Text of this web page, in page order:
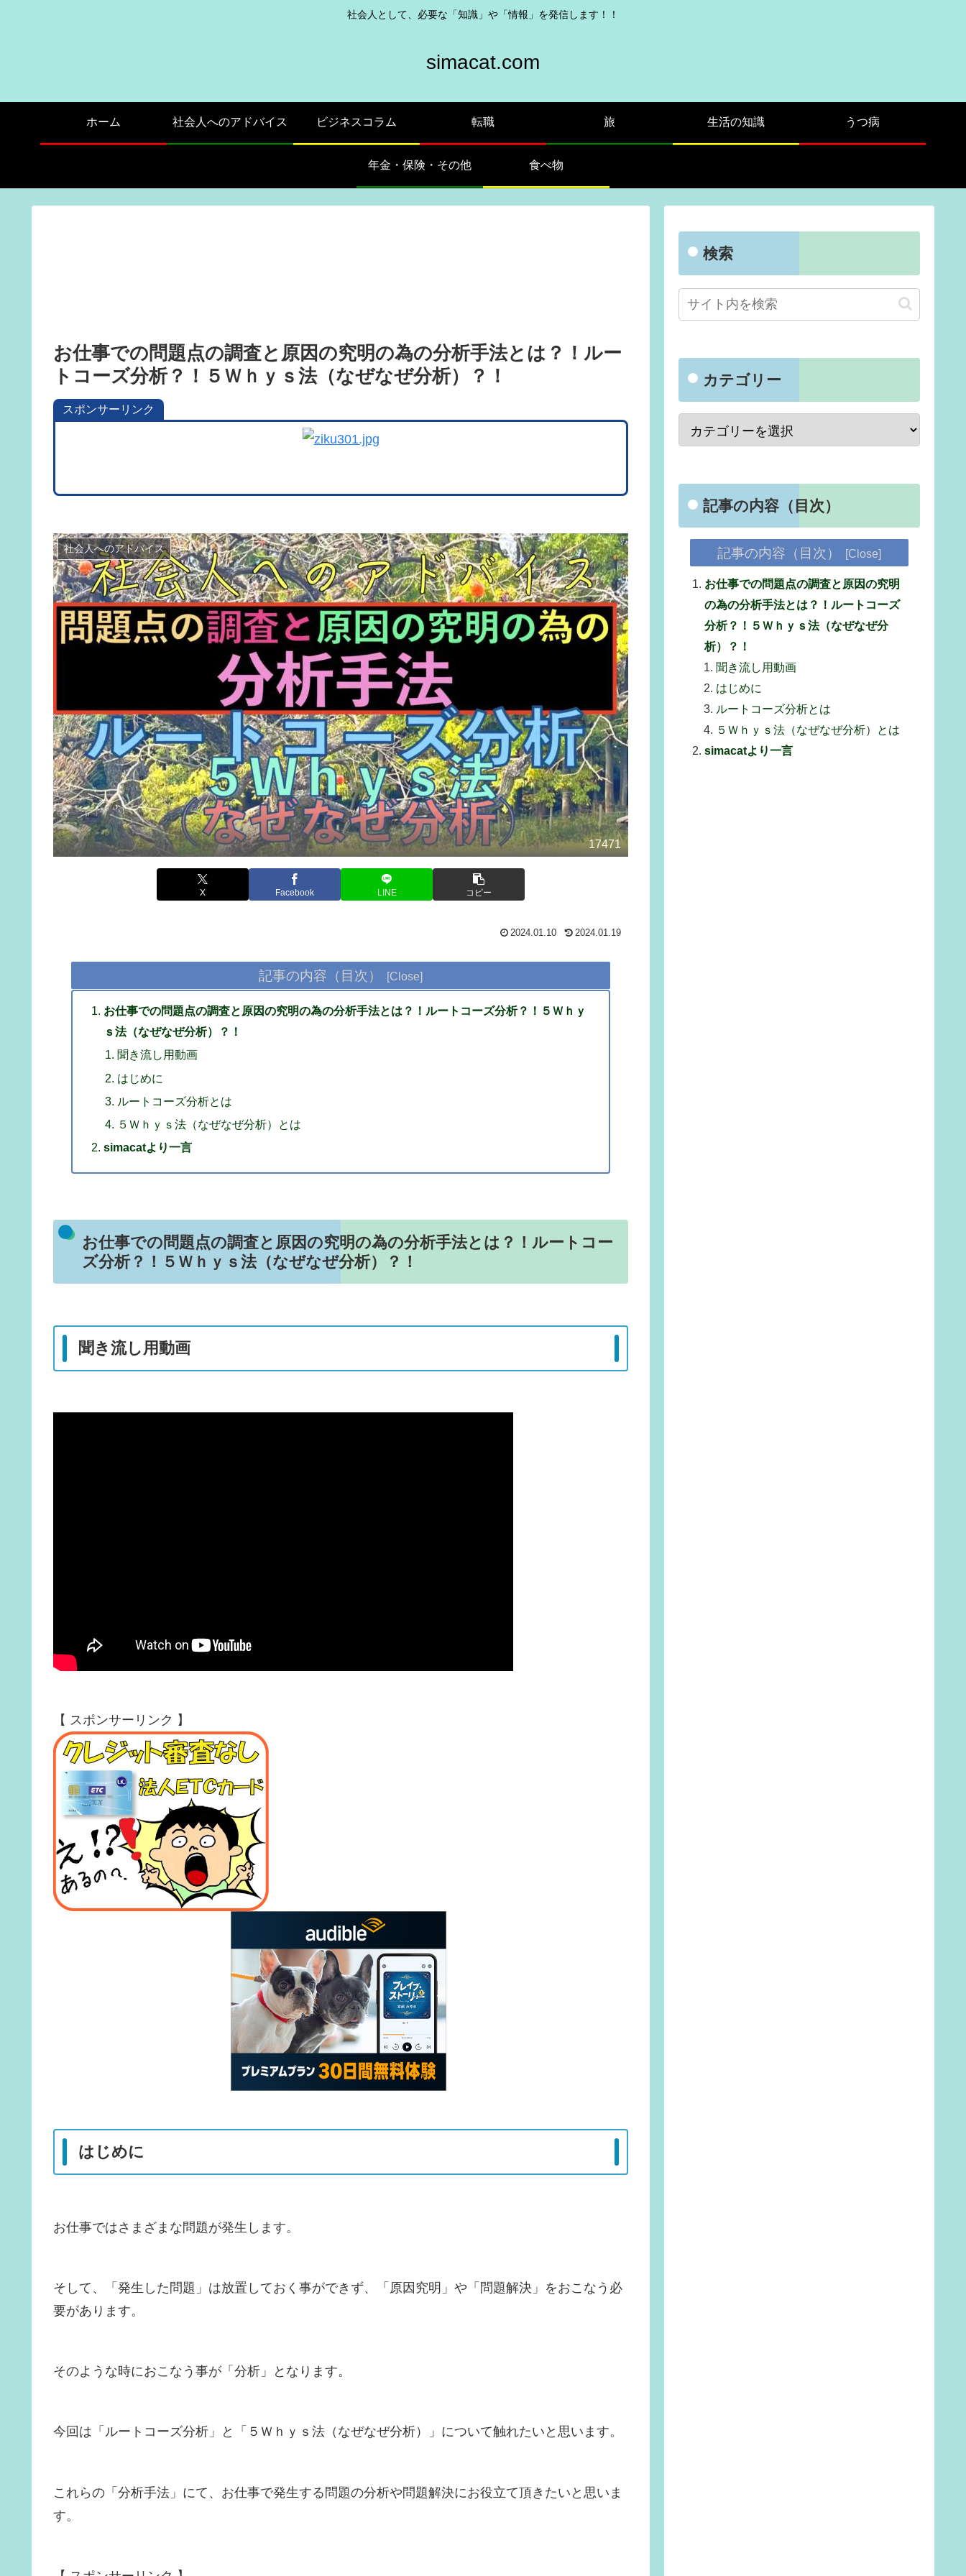
社会人として、必要な「知識」や「情報」を発信します！！
simacat.com
ホーム 社会人へのアドバイス ビジネスコラム 転職 旅 生活の知識 うつ病
年金・保険・その他 食べ物
お仕事での問題点の調査と原因の究明の為の分析手法とは？！ルー
トコーズ分析？！５Ｗｈｙｓ法（なぜなぜ分析）？！
スポンサーリンク
社会人へのアドバイス
17471
X Facebook LINE コピー
2024.01.10 2024.01.19
記事の内容（目次）
お仕事での問題点の調査と原因の究明の為の分析手法とは？！ルートコーズ分析？！５Ｗｈｙ
ｓ法（なぜなぜ分析）？！
聞き流し用動画
はじめに
ルートコーズ分析とは
５Ｗｈｙｓ法（なぜなぜ分析）とは
simacatより一言
お仕事での問題点の調査と原因の究明の為の分析手法とは？！ルートコー
ズ分析？！５Ｗｈｙｓ法（なぜなぜ分析）？！
聞き流し用動画
【 スポンサーリンク 】
はじめに
お仕事ではさまざまな問題が発生します。
そして、「発生した問題」は放置しておく事ができず、「原因究明」や「問題解決」をおこなう必
要があります。
そのような時におこなう事が「分析」となります。
今回は「ルートコーズ分析」と「５Ｗｈｙｓ法（なぜなぜ分析）」について触れたいと思います。
これらの「分析手法」にて、お仕事で発生する問題の分析や問題解決にお役立て頂きたいと思いま
す。
検索
カテゴリー
記事の内容（目次）
記事の内容（目次）
お仕事での問題点の調査と原因の究明
の為の分析手法とは？！ルートコーズ
分析？！５Ｗｈｙｓ法（なぜなぜ分
析）？！
聞き流し用動画
はじめに
ルートコーズ分析とは
５Ｗｈｙｓ法（なぜなぜ分析）とは
simacatより一言